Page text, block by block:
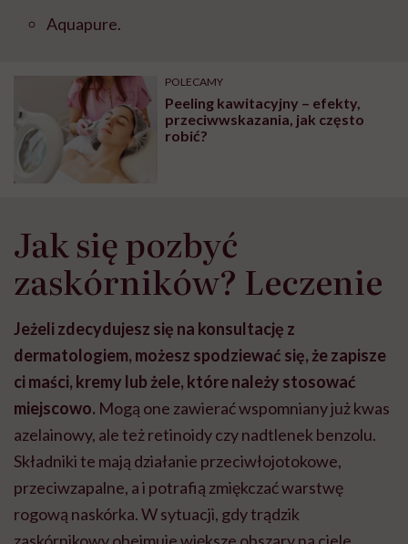
Aquapure.
POLECAMY
Peeling kawitacyjny – efekty,
przeciwwskazania, jak często
robić?
Jak się pozbyć
zaskórników? Leczenie
Jeżeli zdecydujesz się na konsultację z
dermatologiem, możesz spodziewać się, że zapisze
ci maści, kremy lub żele, które należy stosować
miejscowo. Mogą one zawierać wspomniany już kwas
azelainowy, ale też retinoidy czy nadtlenek benzolu.
Składniki te mają działanie przeciwłojotokowe,
przeciwzapalne, a i potrafią zmiękczać warstwę
rogową naskórka. W sytuacji, gdy trądzik